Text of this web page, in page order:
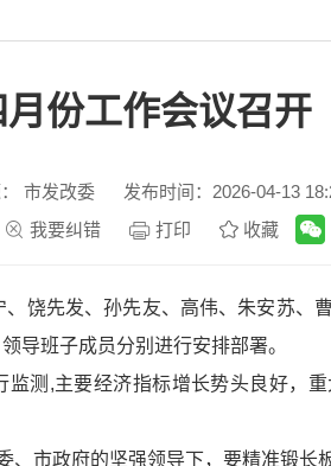
份工作会议召开
市发改委
发布时间：2026-04-13
我要纠错 打印 收藏
饶先发、孙先友、高伟、朱安苏、
导班子成员分别进行安排部署。
测,主要经济指标增长势头良好，
、市政府的坚强领导下，要精准锻